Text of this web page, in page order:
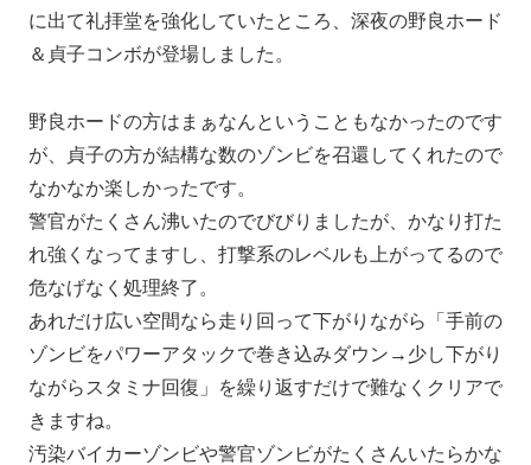
に出て礼拝堂を強化していたところ、深夜の野良ホード
＆貞子コンボが登場しました。
野良ホードの方はまぁなんということもなかったのです
が、貞子の方が結構な数のゾンビを召還してくれたので
なかなか楽しかったです。
警官がたくさん沸いたのでびびりましたが、かなり打た
れ強くなってますし、打撃系のレベルも上がってるので
危なげなく処理終了。
あれだけ広い空間なら走り回って下がりながら「手前の
ゾンビをパワーアタックで巻き込みダウン→少し下がり
ながらスタミナ回復」を繰り返すだけで難なくクリアで
きますね。
汚染バイカーゾンビや警官ゾンビがたくさんいたらかな